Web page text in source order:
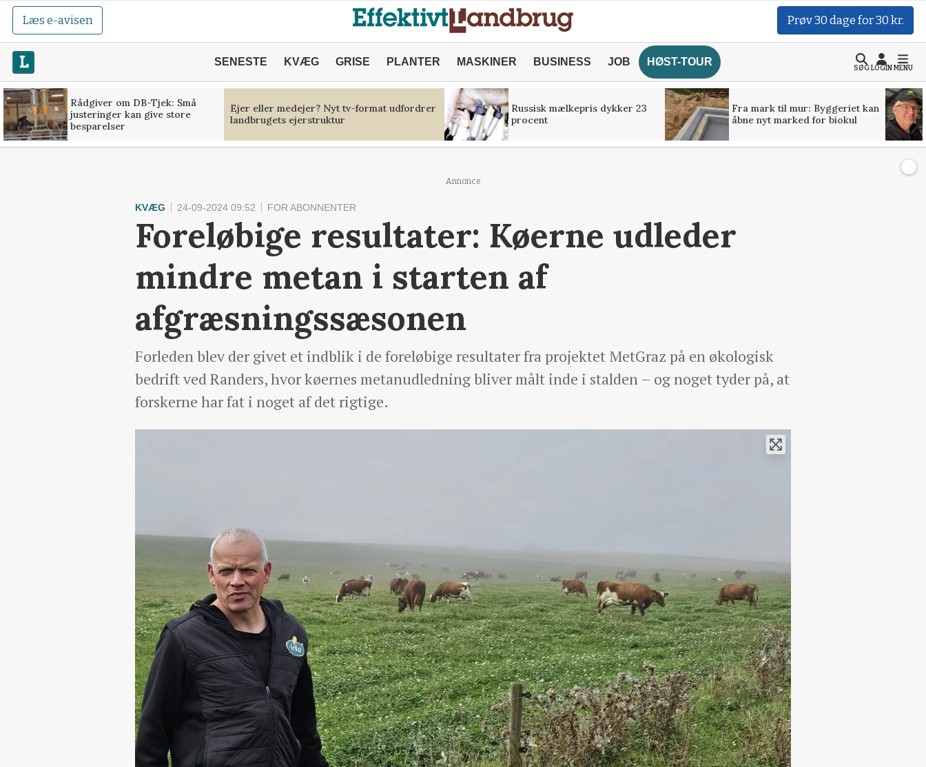
Læs e-avisen Prøv 30 dage for 30 kr.
SENESTE KVÆG GRISE PLANTER MASKINER BUSINESS JOB HØST-TOUR
SØGLOGINMENU
Rådgiver om DB-Tjek: Små
justeringer kan give store
besparelser
Ejer eller medejer? Nyt tv-format udfordrer
landbrugets ejerstruktur
Russisk mælkepris dykker 23
procent
Fra mark til mur: Byggeriet kan
åbne nyt marked for biokul
Annonce
KVÆG 24-09-2024 09:52 FOR ABONNENTER
Foreløbige resultater: Køerne udleder
mindre metan i starten af
afgræsningssæsonen
Forleden blev der givet et indblik i de foreløbige resultater fra projektet MetGraz på en økologisk
bedrift ved Randers, hvor køernes metanudledning bliver målt inde i stalden – og noget tyder på, at
forskerne har fat i noget af det rigtige.